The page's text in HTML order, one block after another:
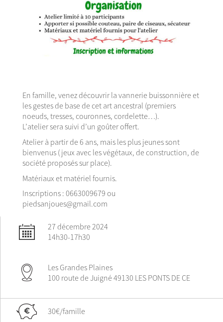
En famille, venez découvrir la vannerie buissonnière et
les gestes de base de cet art ancestral (premiers
noeuds, tresses, couronnes, cordelette…).
L’atelier sera suivi d’un goûter offert.
Atelier à partir de 6 ans, mais les plus jeunes sont
bienvenus ( jeux avec les végétaux, de construction, de
société proposés sur place).
Matériaux et matériel fournis.
Inscriptions : 0663009679 ou
piedsanjoues@gmail.com
27 décembre 2024
14h30-17h30
Les Grandes Plaines
100 route de Juigné 49130 LES PONTS DE CE
30€/famille